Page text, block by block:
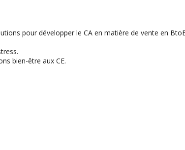
pour développer le CA en matière de vente en
bien-être aux CE.